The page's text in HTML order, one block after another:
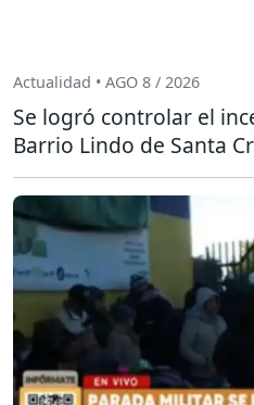
Actualidad • AGO 8 / 2026
Se logró controlar el
Barrio Lindo de Santa